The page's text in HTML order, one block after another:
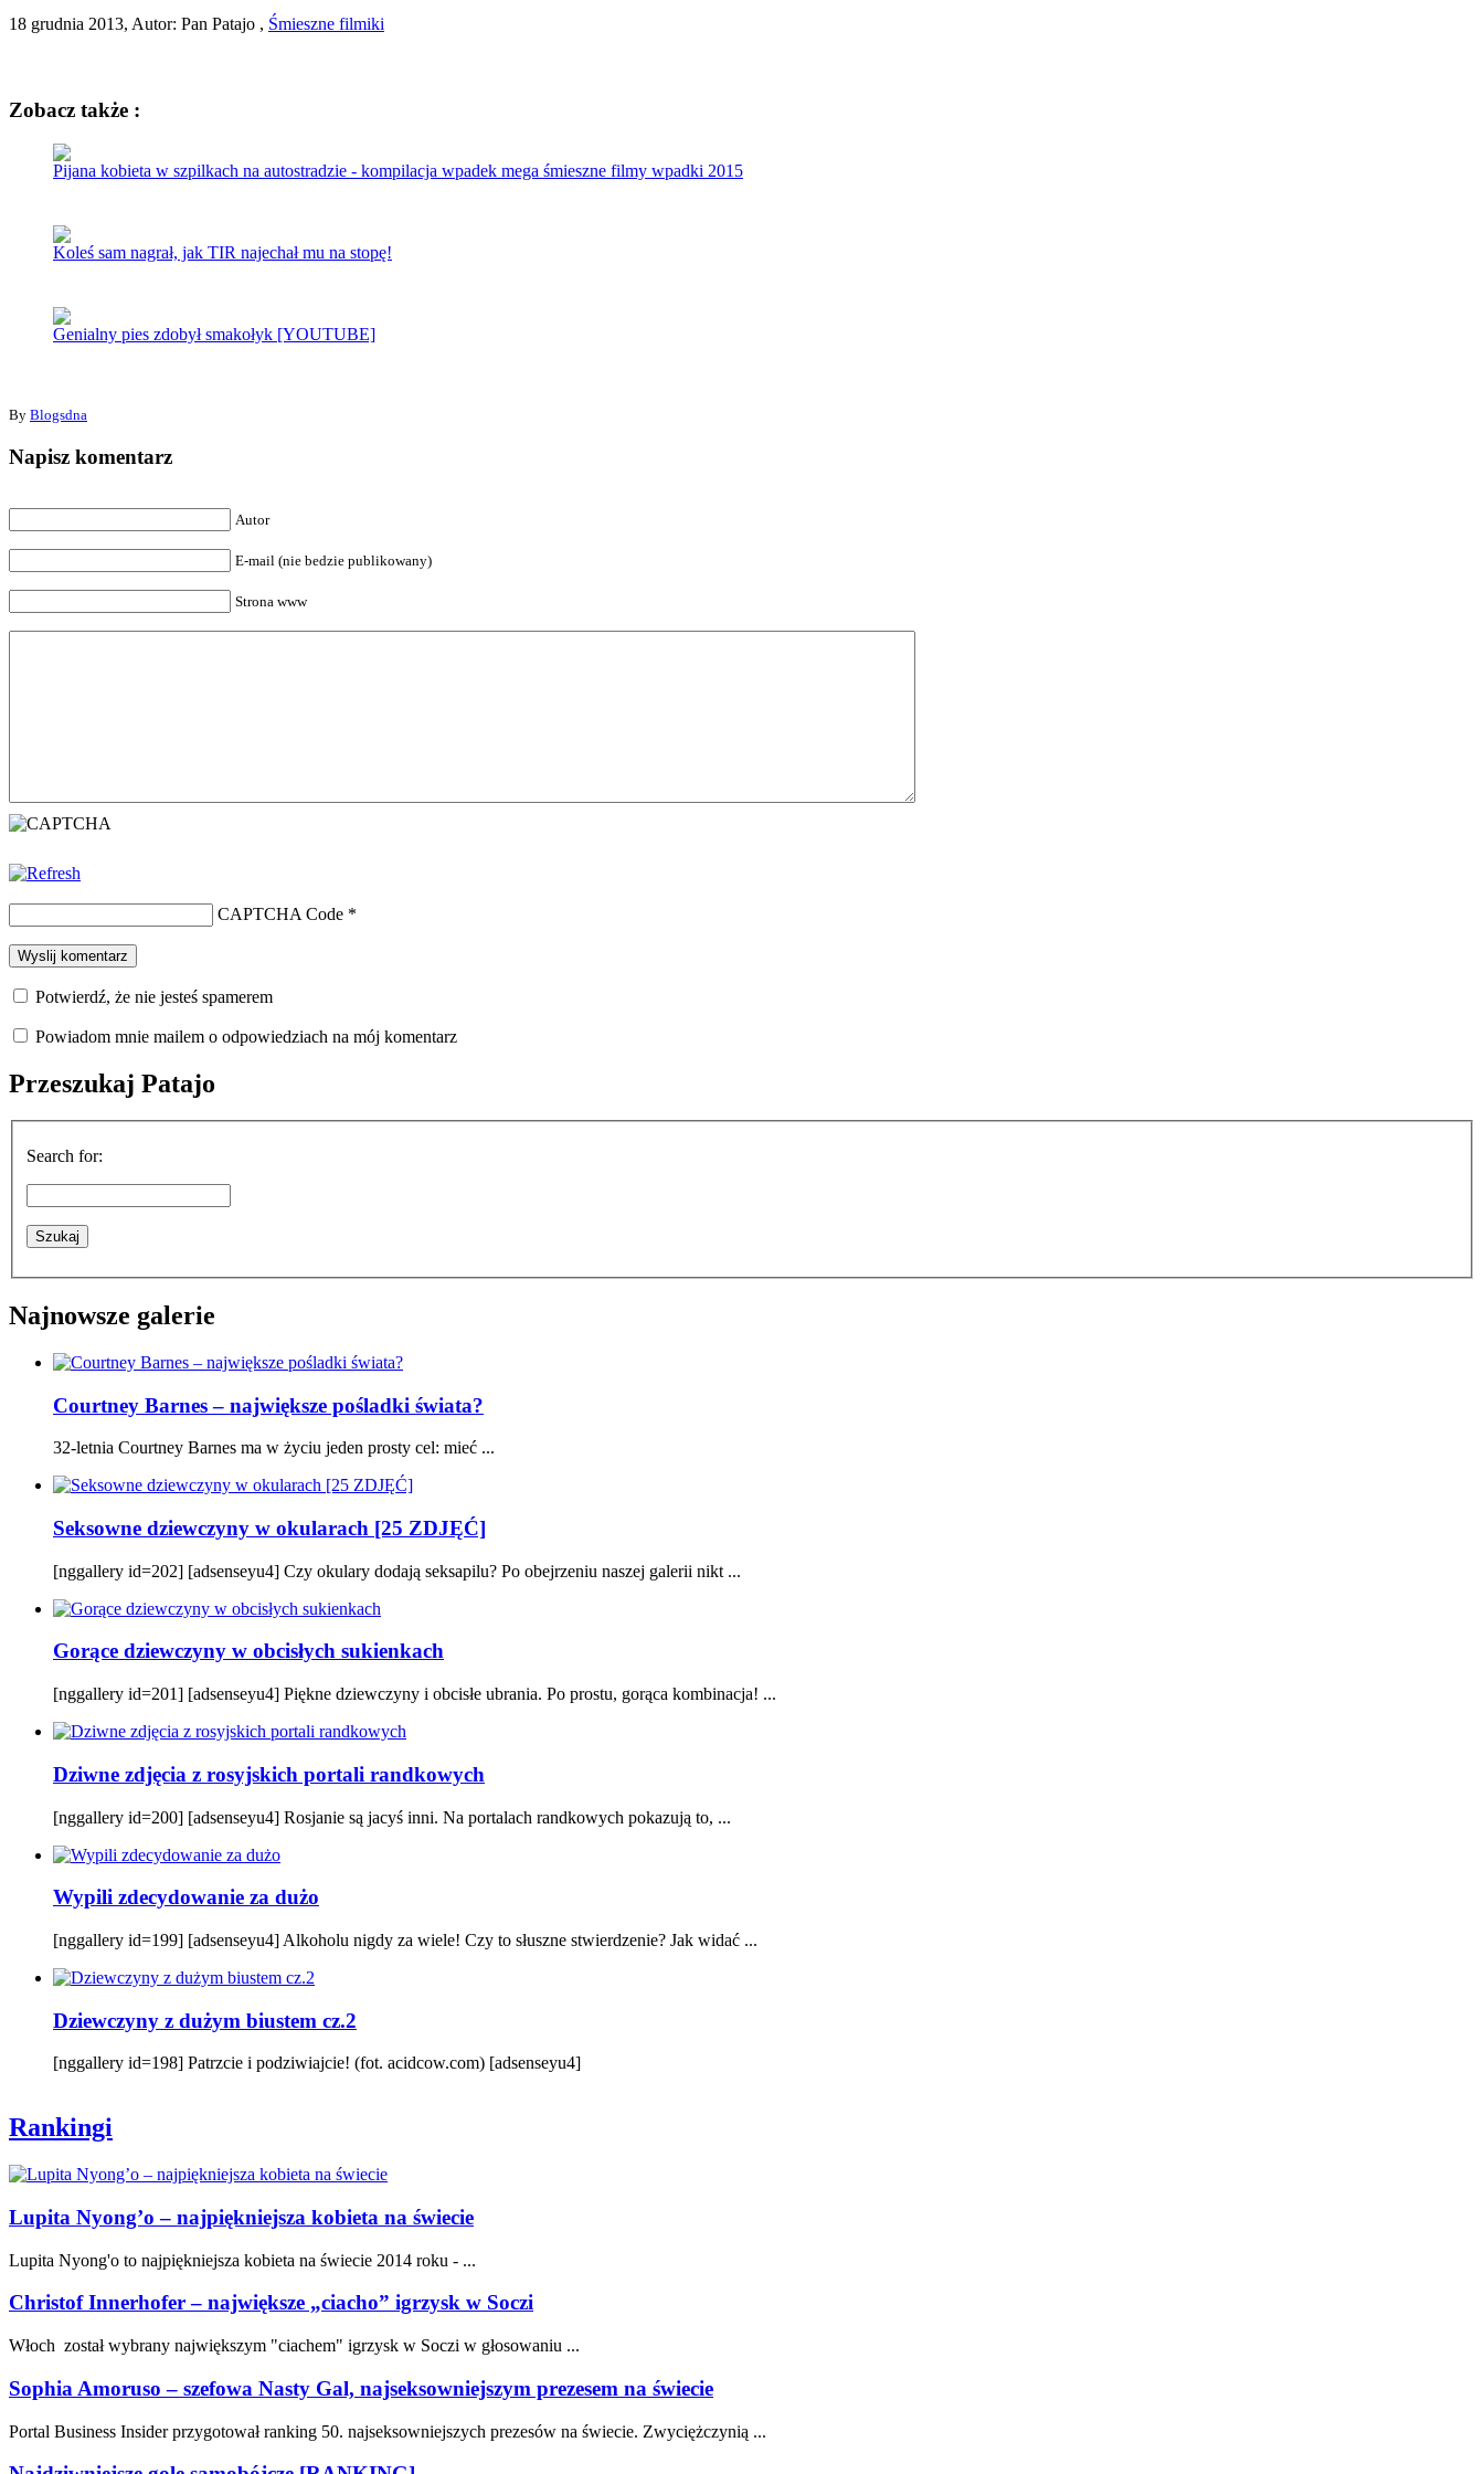
18 grudnia 2013, Autor: Pan Patajo , Śmieszne filmiki
Zobacz także :
Pijana kobieta w szpilkach na autostradzie - kompilacja wpadek mega śmieszne filmy wpadki 2015
Koleś sam nagrał, jak TIR najechał mu na stopę!
Genialny pies zdobył smakołyk [YOUTUBE]
By Blogsdna
Napisz komentarz
Autor
E-mail (nie bedzie publikowany)
Strona www
CAPTCHA Code *
Potwierdź, że nie jesteś spamerem
Powiadom mnie mailem o odpowiedziach na mój komentarz
Przeszukaj Patajo
Search for:
Najnowsze galerie
Courtney Barnes – największe pośladki świata?
32-letnia Courtney Barnes ma w życiu jeden prosty cel: mieć ...
Seksowne dziewczyny w okularach [25 ZDJĘĆ]
[nggallery id=202] [adsenseyu4] Czy okulary dodają seksapilu? Po obejrzeniu naszej galerii nikt ...
Gorące dziewczyny w obcisłych sukienkach
[nggallery id=201] [adsenseyu4] Piękne dziewczyny i obcisłe ubrania. Po prostu, gorąca kombinacja! ...
Dziwne zdjęcia z rosyjskich portali randkowych
[nggallery id=200] [adsenseyu4] Rosjanie są jacyś inni. Na portalach randkowych pokazują to, ...
Wypili zdecydowanie za dużo
[nggallery id=199] [adsenseyu4] Alkoholu nigdy za wiele! Czy to słuszne stwierdzenie? Jak widać ...
Dziewczyny z dużym biustem cz.2
[nggallery id=198] Patrzcie i podziwiajcie! (fot. acidcow.com) [adsenseyu4]
Rankingi
Lupita Nyong’o – najpiękniejsza kobieta na świecie
Lupita Nyong'o to najpiękniejsza kobieta na świecie 2014 roku - ...
Christof Innerhofer – największe „ciacho” igrzysk w Soczi
Włoch został wybrany największym "ciachem" igrzysk w Soczi w głosowaniu ...
Sophia Amoruso – szefowa Nasty Gal, najseksowniejszym prezesem na świecie
Portal Business Insider przygotował ranking 50. najseksowniejszych prezesów na świecie. Zwyciężczynią ...